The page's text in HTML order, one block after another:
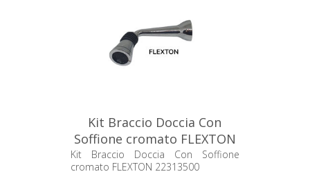
Kit Braccio Doccia Con
Soffione cromato FLEXTON
22313500
Kit Braccio Doccia Con Soffione
cromato FLEXTON 22313500